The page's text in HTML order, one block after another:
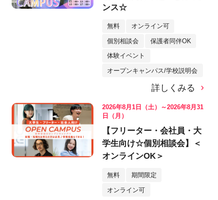
ンス☆
無料 オンライン可
個別相談会 保護者同伴OK
体験イベント
オープンキャンパス/学校説明会
詳しくみる
2026年8月1日（土）～2026年8月31
日（月）
【フリーター・会社員・大
学生向け☆個別相談会】＜
オンラインOK＞
無料 期間限定
オンライン可